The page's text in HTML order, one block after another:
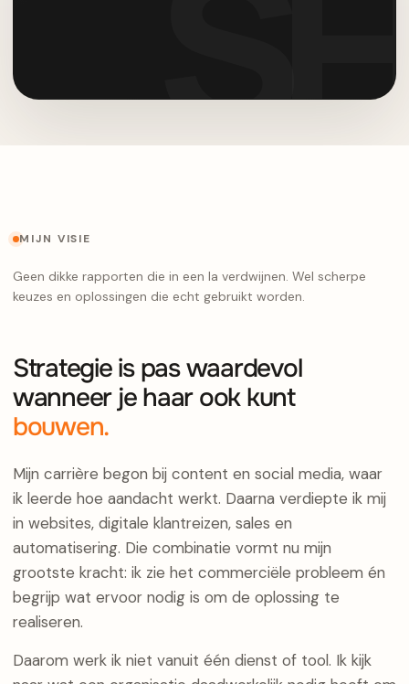
MIJN VISIE
Geen dikke rapporten die in een la verdwijnen. Wel scherpe
keuzes en oplossingen die echt gebruikt worden.
Strategie is pas waardevol
wanneer je haar ook kunt
bouwen.
Mijn carrière begon bij content en social media, waar
ik leerde hoe aandacht werkt. Daarna verdiepte ik mij
in websites, digitale klantreizen, sales en
automatisering. Die combinatie vormt nu mijn
grootste kracht: ik zie het commerciële probleem én
begrijp wat ervoor nodig is om de oplossing te
realiseren.
Daarom werk ik niet vanuit één dienst of tool. Ik kijk